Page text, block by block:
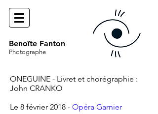
Benoîte Fanton
Photographe
ONEGUINE - Livret et chorégraphie :
John CRANKO
Le 8 février 2018 - Opéra Garnier